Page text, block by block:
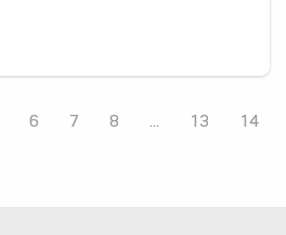
6 7 8 ... 13 14